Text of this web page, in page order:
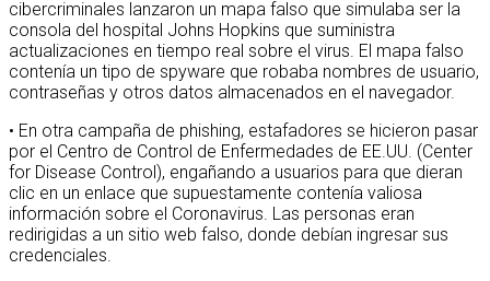
cibercriminales lanzaron un mapa falso que simulaba ser la
consola del hospital Johns Hopkins que suministra
actualizaciones en tiempo real sobre el virus. El mapa falso
contenía un tipo de spyware que robaba nombres de usuario,
contraseñas y otros datos almacenados en el navegador.
• En otra campaña de phishing, estafadores se hicieron pasar
por el Centro de Control de Enfermedades de EE.UU. (Center
for Disease Control), engañando a usuarios para que dieran
clic en un enlace que supuestamente contenía valiosa
información sobre el Coronavirus. Las personas eran
redirigidas a un sitio web falso, donde debían ingresar sus
credenciales.